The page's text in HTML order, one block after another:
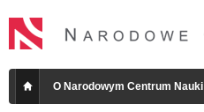
O Narodowym Centrum Nauki